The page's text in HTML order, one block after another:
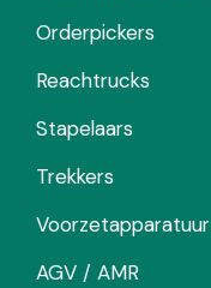
Orderpickers
Reachtrucks
Stapelaars
Trekkers
Voorzetapparatuur
AGV / AMR